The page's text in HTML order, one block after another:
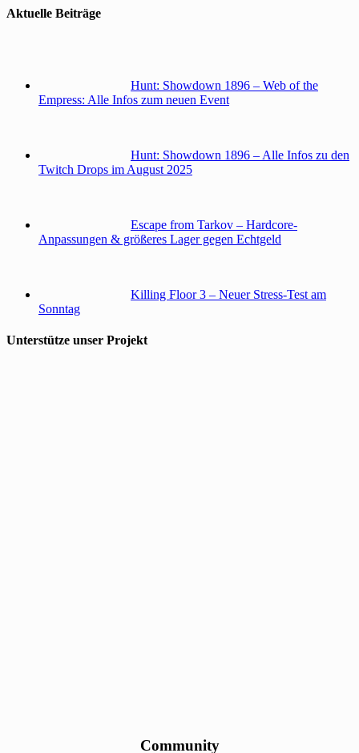
Aktuelle Beiträge
Hunt: Showdown 1896 – Web of the
Empress: Alle Infos zum neuen Event
Hunt: Showdown 1896 – Alle Infos zu den
Twitch Drops im August 2025
Escape from Tarkov – Hardcore-
Anpassungen & größeres Lager gegen Echtgeld
Killing Floor 3 – Neuer Stress-Test am
Sonntag
Unterstütze unser Projekt
Community